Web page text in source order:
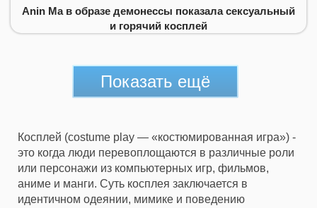
Anin Ma в образе демонессы показала сексуальный
и горячий косплей
Показать ещё
Косплей (costume play — «костюмированная игра») -
это когда люди перевоплощаются в различные роли
или персонажи из компьютерных игр, фильмов,
аниме и манги. Суть косплея заключается в
идентичном одеянии, мимике и поведению